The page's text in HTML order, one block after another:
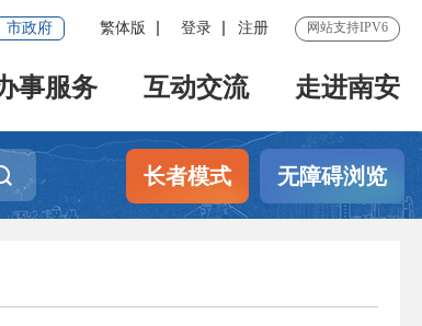
市政府 繁体版 登录 注册 网站支持IPV6
事服务 互动交流 走进南安
长者模式 无障碍浏览